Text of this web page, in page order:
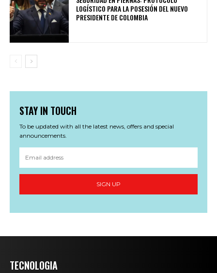
LOGÍSTICO PARA LA POSESIÓN DEL NUEVO
PRESIDENTE DE COLOMBIA
STAY IN TOUCH
To be updated with all the latest news, offers and special
announcements.
SIGN UP
TECNOLOGIA